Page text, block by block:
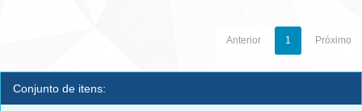
Anterior 1 Próximo
Conjunto de itens: